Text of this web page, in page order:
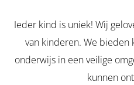
Ieder kind is uniek! Wij
van kinderen. We
onderwijs in een veilige
kunnen